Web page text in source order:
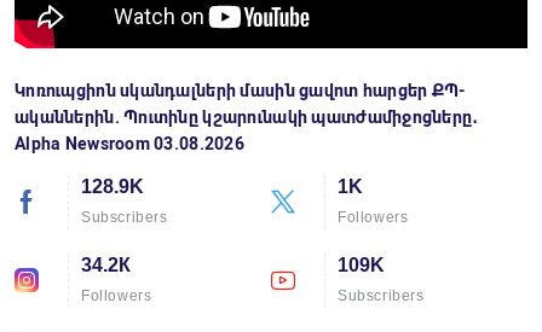
Կոռուպցիոն սկանդալների մասին ցավոտ հարցեր ՔՊ-
ականներին. Պուտինը կշարունակի պատժամիջոցները․
Alpha Newsroom 03.08.2026
128.9K
Subscribers
1K
Followers
34.2К
Followers
109K
Subscribers